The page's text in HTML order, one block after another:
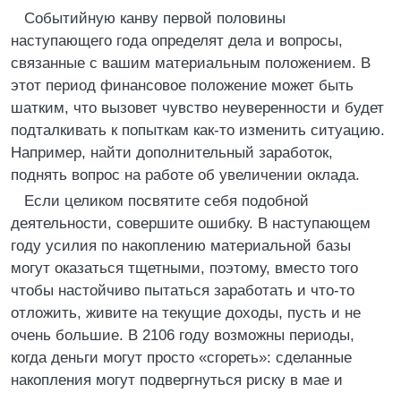
Событийную канву первой половины
наступающего года определят дела и вопросы,
связанные с вашим материальным положением. В
этот период финансовое положение может быть
шатким, что вызовет чувство неуверенности и будет
подталкивать к попыткам как-то изменить ситуацию.
Например, найти дополнительный заработок,
поднять вопрос на работе об увеличении оклада.
Если целиком посвятите себя подобной
деятельности, совершите ошибку. В наступающем
году усилия по накоплению материальной базы
могут оказаться тщетными, поэтому, вместо того
чтобы настойчиво пытаться заработать и что-то
отложить, живите на текущие доходы, пусть и не
очень большие. В 2106 году возможны периоды,
когда деньги могут просто «сгореть»: сделанные
накопления могут подвергнуться риску в мае и